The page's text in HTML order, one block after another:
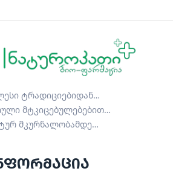
ტრადიციებიდან…
მტკიცებულებებით…
მკურნალობამდე…